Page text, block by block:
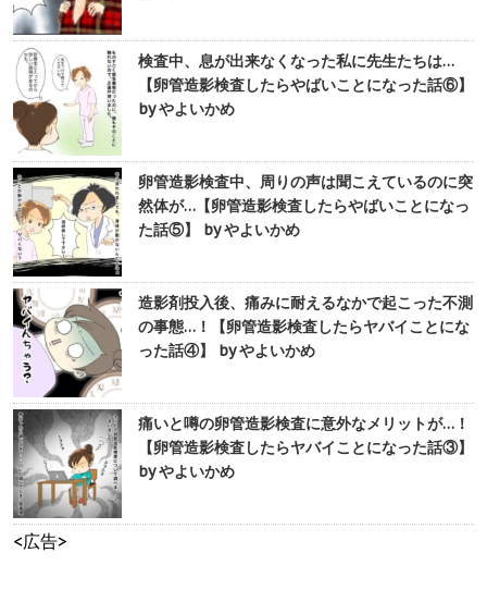
検査中、息が出来なくなった私に先生たちは…
【卵管造影検査したらやばいことになった話⑥】
by やよいかめ
卵管造影検査中、周りの声は聞こえているのに突
然体が…【卵管造影検査したらやばいことになっ
た話⑤】 by やよいかめ
造影剤投入後、痛みに耐えるなかで起こった不測
の事態…！【卵管造影検査したらヤバイことにな
った話④】 by やよいかめ
痛いと噂の卵管造影検査に意外なメリットが…！
【卵管造影検査したらヤバイことになった話③】
by やよいかめ
<広告>